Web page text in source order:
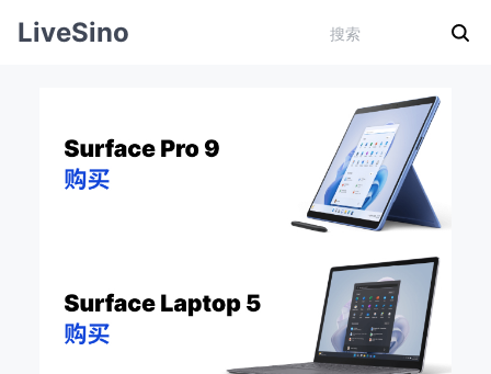
LiveSino